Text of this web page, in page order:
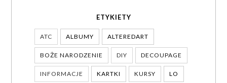
ETYKIETY
ATC ALBUMY ALTEREDART
BOŻE NARODZENIE DIY DECOUPAGE
INFORMACJE KARTKI KURSY LO